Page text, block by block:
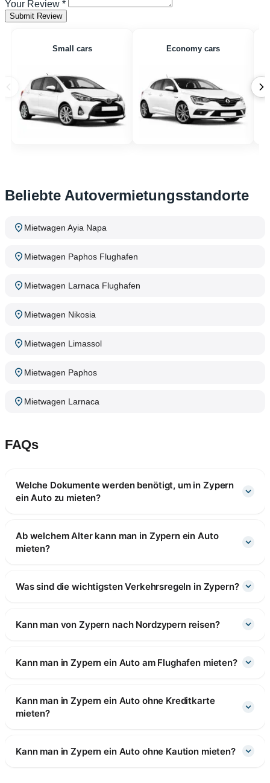
Your Review *
Submit Review
Small cars Economy cars
Beliebte Autovermietungsstandorte
Mietwagen Ayia Napa
Mietwagen Paphos Flughafen
Mietwagen Larnaca Flughafen
Mietwagen Nikosia
Mietwagen Limassol
Mietwagen Paphos
Mietwagen Larnaca
FAQs
Welche Dokumente werden benötigt, um in Zypern
ein Auto zu mieten?
Ab welchem Alter kann man in Zypern ein Auto
mieten?
Was sind die wichtigsten Verkehrsregeln in Zypern?
Kann man von Zypern nach Nordzypern reisen?
Kann man in Zypern ein Auto am Flughafen mieten?
Kann man in Zypern ein Auto ohne Kreditkarte
mieten?
Kann man in Zypern ein Auto ohne Kaution mieten?